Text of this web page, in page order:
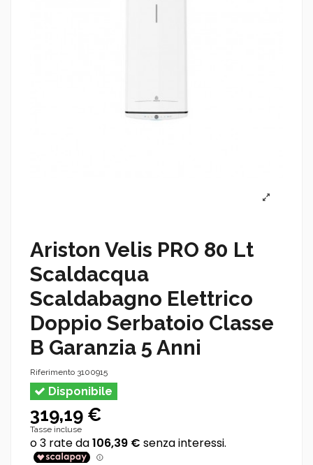
Ariston Velis PRO 80 Lt
Scaldacqua
Scaldabagno Elettrico
Doppio Serbatoio Classe
B Garanzia 5 Anni
Riferimento 3100915
Disponibile
319,19 €
Tasse incluse